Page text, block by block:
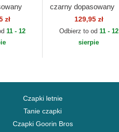
York
New Era
zł
11 - 12
czarny dopasowany
39THIRTY Essential
Los Angeles Dodgers
MLB New Era
129,95 zł
Odbierz to od 11 - 12
sierpie
Czapki letnie
Tanie czapki
Czapki Goorin Bros